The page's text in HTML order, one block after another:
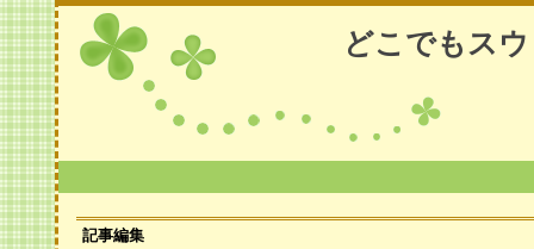
どこでもス
記事編集